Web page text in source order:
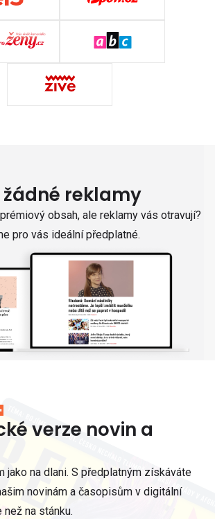
žádné reklamy
obsah, ale reklamy vás otravují?
pro vás ideální předplatné.
verze novin a
jako na dlani. S předplatným získáváte
novinám a časopisům v digitální
na stánku.